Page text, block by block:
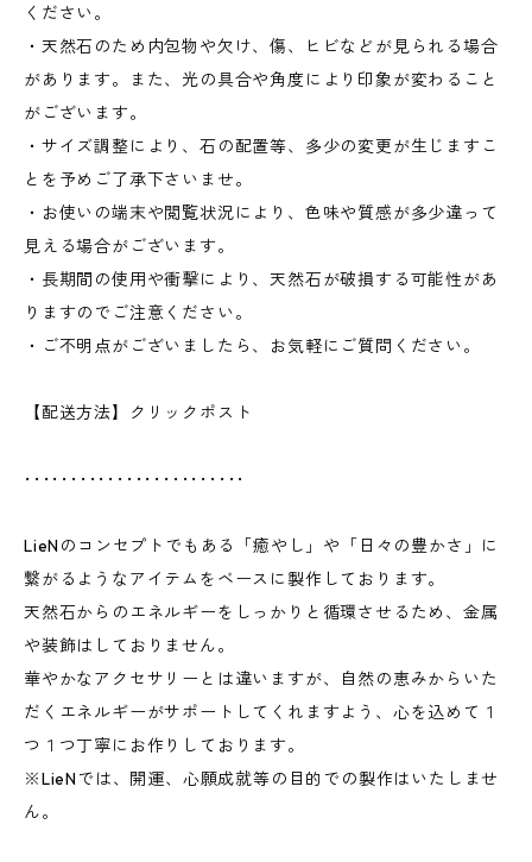
ください。
・天然石のため内包物や欠け、傷、ヒビなどが見られる場合
があります。また、光の具合や角度により印象が変わること
がございます。
・サイズ調整により、石の配置等、多少の変更が生じますこ
とを予めご了承下さいませ。
・お使いの端末や閲覧状況により、色味や質感が多少違って
見える場合がございます。
・長期間の使用や衝撃により、天然石が破損する可能性があ
りますのでご注意ください。
・ご不明点がございましたら、お気軽にご質問ください。
【配送方法】クリックポスト
････････････････････････
LieNのコンセプトでもある「癒やし」や「日々の豊かさ」に
繋がるようなアイテムをベースに製作しております。
天然石からのエネルギーをしっかりと循環させるため、金属
や装飾はしておりません。
華やかなアクセサリーとは違いますが、自然の恵みからいた
だくエネルギーがサポートしてくれますよう、心を込めて１
つ１つ丁寧にお作りしております。
※LieNでは、開運、心願成就等の目的での製作はいたしませ
ん。